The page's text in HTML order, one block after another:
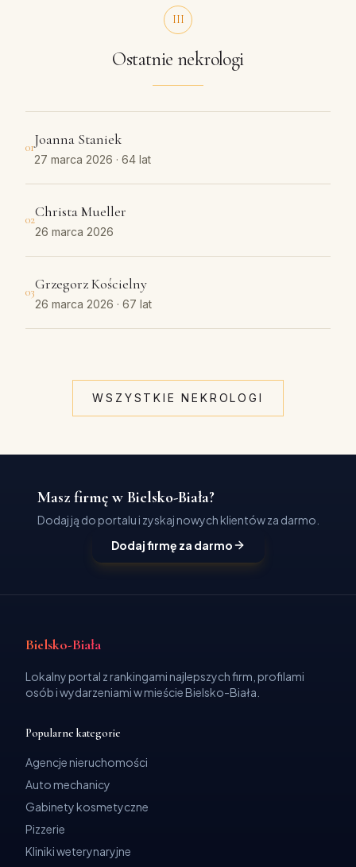
III
Ostatnie nekrologi
01Joanna Staniek
27 marca 2026 · 64 lat
02Christa Mueller
26 marca 2026
03Grzegorz Kościelny
26 marca 2026 · 67 lat
WSZYSTKIE NEKROLOGI
Masz firmę w Bielsko-Biała?
Dodaj ją do portalu i zyskaj nowych klientów za darmo.
Dodaj firmę za darmo
Bielsko-Biała
Lokalny portal z rankingami najlepszych firm, profilami
osób i wydarzeniami w mieście Bielsko-Biała.
Popularne kategorie
Agencje nieruchomości
Auto mechanicy
Gabinety kosmetyczne
Pizzerie
Kliniki weterynaryjne